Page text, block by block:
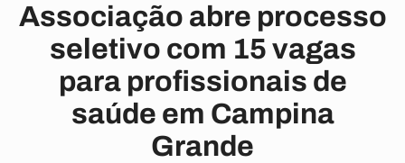
Associação abre processo
seletivo com 15 vagas
para profissionais de
saúde em Campina
Grande